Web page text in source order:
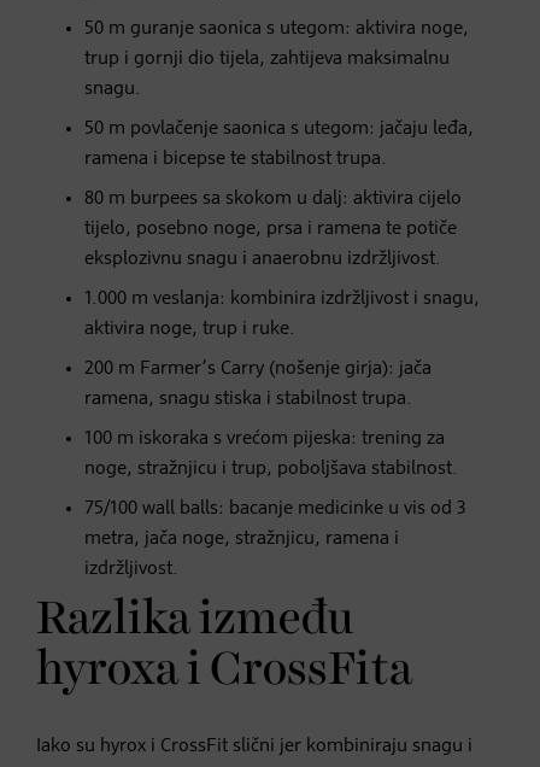
50 m guranje saonica s utegom: aktivira noge,
trup i gornji dio tijela, zahtijeva maksimalnu
snagu.
50 m povlačenje saonica s utegom: jačaju leđa,
ramena i bicepse te stabilnost trupa.
80 m burpees sa skokom u dalj: aktivira cijelo
tijelo, posebno noge, prsa i ramena te potiče
eksplozivnu snagu i anaerobnu izdržljivost.
1.000 m veslanja: kombinira izdržljivost i snagu,
aktivira noge, trup i ruke.
200 m Farmer’s Carry (nošenje girja): jača
ramena, snagu stiska i stabilnost trupa.
100 m iskoraka s vrećom pijeska: trening za
noge, stražnjicu i trup, poboljšava stabilnost.
75/100 wall balls: bacanje medicinke u vis od 3
metra, jača noge, stražnjicu, ramena i
izdržljivost.
Razlika između
hyroxa i CrossFita
Iako su hyrox i CrossFit slični jer kombiniraju snagu i